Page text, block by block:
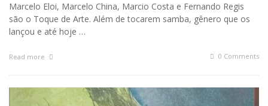
Marcelo Eloi, Marcelo China, Marcio Costa e Fernando Regis
são o Toque de Arte. Além de tocarem samba, gênero que os
lançou e até hoje …
Read more 0 Comments